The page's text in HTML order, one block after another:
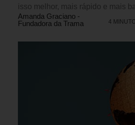
isso melhor, mais rápido e mais
Amanda Graciano -
Fundadora da Trama
4